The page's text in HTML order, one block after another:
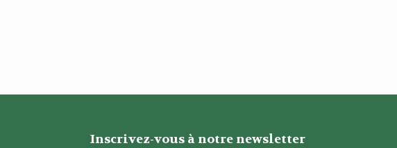
Inscrivez-vous à notre newsletter